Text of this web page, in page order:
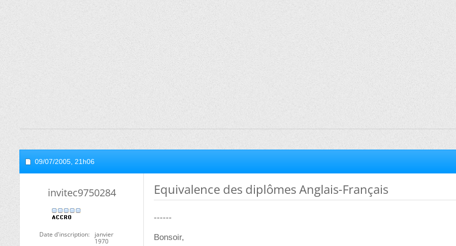
09/07/2005, 21h06
invitec9750284
Date d'inscription
janvier
1970
Equivalence des diplômes Anglais-Français
------
Bonsoir,